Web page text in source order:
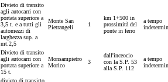
Divieto di transito
agli autocarri con
portata superiore a
3,5 t. e a tutti gli
automezzi di
larghezza sup. a
mt.2,5
Monte San
Pietrangeli
1
km 1+500 in
prossimità del
ponte in ferro
a tempo
Divieto di transito
agli autocarri con
portata superiore a
15 t.
Monsampietro
Morico
3
dall'inceocio
con la S.P. 53
alla S.P. 112
a tempo
divieto di transirto